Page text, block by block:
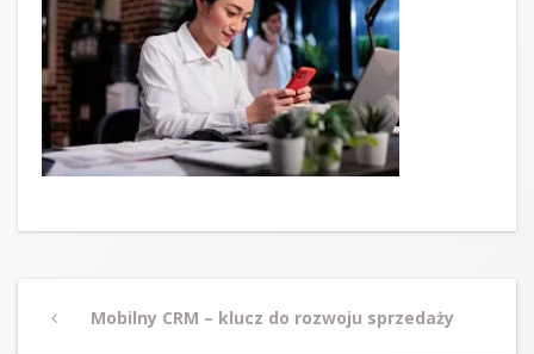
navigation
PreviousMobilny CRM – klucz do rozwoju sprzedaży